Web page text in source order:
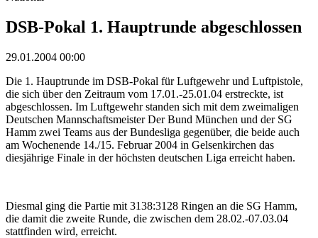
DSB-Pokal 1. Hauptrunde abgeschlossen
29.01.2004 00:00
Die 1. Hauptrunde im DSB-Pokal für Luftgewehr und Luftpistole,
die sich über den Zeitraum vom 17.01.-25.01.04 erstreckte, ist
abgeschlossen. Im Luftgewehr standen sich mit dem zweimaligen
Deutschen Mannschaftsmeister Der Bund München und der SG
Hamm zwei Teams aus der Bundesliga gegenüber, die beide auch
am Wochenende 14./15. Februar 2004 in Gelsenkirchen das
diesjährige Finale in der höchsten deutschen Liga erreicht haben.
Diesmal ging die Partie mit 3138:3128 Ringen an die SG Hamm,
die damit die zweite Runde, die zwischen dem 28.02.-07.03.04
stattfinden wird, erreicht.